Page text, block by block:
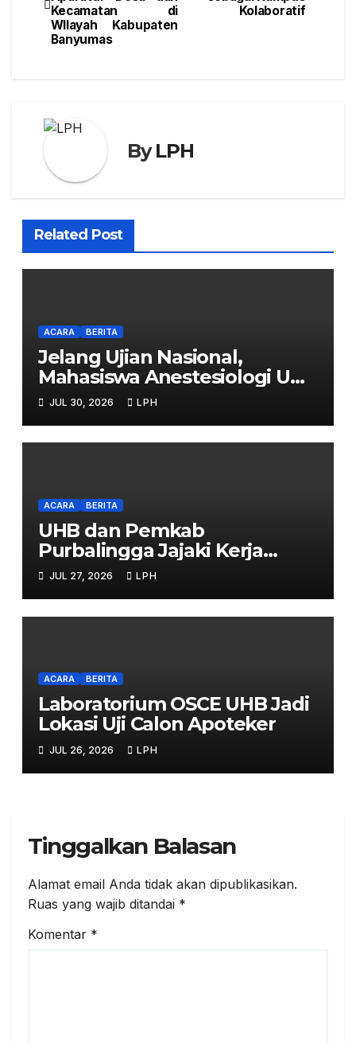
Kolaboratif
Kecamatan di
WIlayah Kabupaten
Banyumas
ByLPH
Related Post
ACARA BERITA
Jelang Ujian Nasional,
Mahasiswa Anestesiologi UHB
Jalani Simulasi
JUL 30, 2026 LPH
ACARA BERITA
UHB dan Pemkab
Purbalingga Jajaki Kerja
Sama Strategis
JUL 27, 2026 LPH
ACARA BERITA
Laboratorium OSCE UHB Jadi
Lokasi Uji Calon Apoteker
JUL 26, 2026 LPH
Tinggalkan Balasan
Alamat email Anda tidak akan dipublikasikan.
Ruas yang wajib ditandai *
Komentar *